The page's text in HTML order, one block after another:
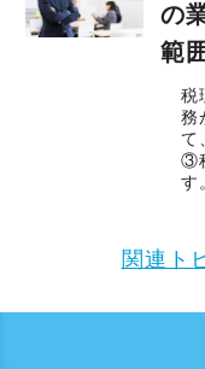
の
範
税
務
て
③
す
関連ト